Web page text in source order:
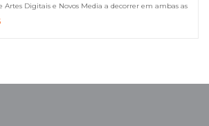
Digitais e Novos Media a decorrer em ambas as
Cais do Sodré – Cacilhas. Um festival que […]